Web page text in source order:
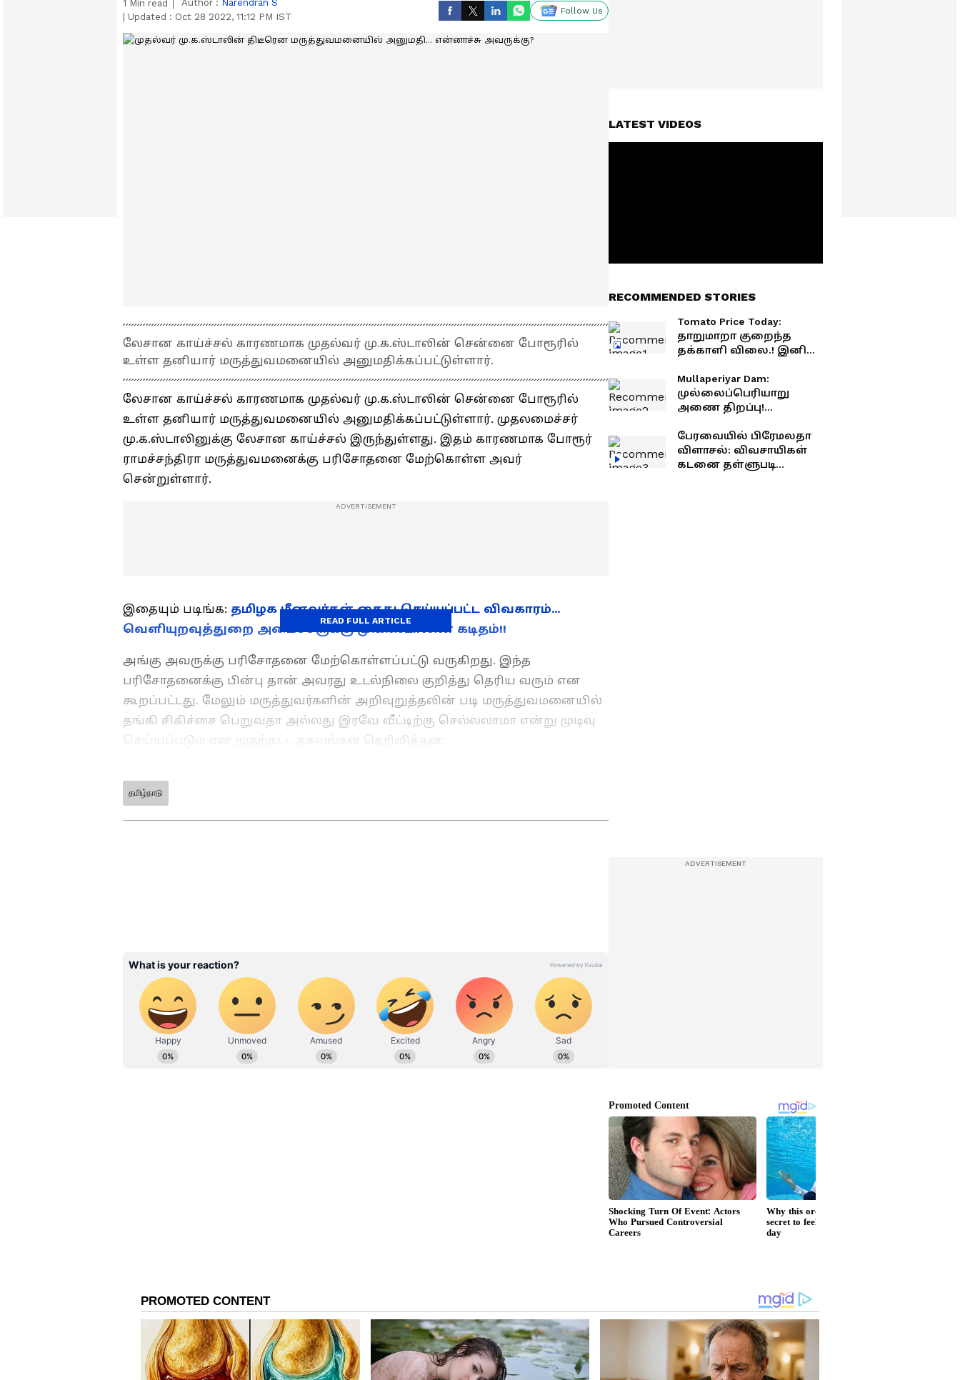
1 Min read Author : Narendran S
Updated : Oct 28 2022, 11:12 PM IST
Follow Us
லேசான காய்ச்சல் காரணமாக முதல்வர் மு.க.ஸ்டாலின் சென்னை போரூரில்
உள்ள தனியார் மருத்துவமனையில் அனுமதிக்கப்பட்டுள்ளார்.
லேசான காய்ச்சல் காரணமாக முதல்வர் மு.க.ஸ்டாலின் சென்னை போரூரில்
உள்ள தனியார் மருத்துவமனையில் அனுமதிக்கப்பட்டுள்ளார். முதலமைச்சர்
மு.க.ஸ்டாலினுக்கு லேசான காய்ச்சல் இருந்துள்ளது. இதம் காரணமாக போரூர்
ராமச்சந்திரா மருத்துவமனைக்கு பரிசோதனை மேற்கொள்ள அவர்
சென்றுள்ளார்.
இதையும் படிங்க: தமிழக மீனவர்கள் கைது செய்யப்பட்ட விவகாரம்...
வெளியுறவுத்துறை அமைச்சருக்கு மு.க.ஸ்டாலின் கடிதம்!!
அங்கு அவருக்கு பரிசோதனை மேற்கொள்ளப்பட்டு வருகிறது. இந்த
பரிசோதனைக்கு பின்பு தான் அவரது உடல்நிலை குறித்து தெரிய வரும் என
கூறப்பட்டது. மேலும் மருத்துவர்களின் அறிவுறுத்தலின் படி மருத்துவமனையில்
தங்கி சிகிச்சை பெறுவதா அல்லது இரவே வீட்டிற்கு செல்லலாமா என்று முடிவு
செய்யப்படும் என முதற்கட்ட தகவல்கள் தெரிவித்தன.
இதையும் படிங்க:
இந்தியாவில் எல்லா மாநிலங்களிலும் குற்றங்கள்
READ FULL ARTICLE
ABOUT THE AUTHOR
தமிழ்நாடு
LATEST VIDEOS
RECOMMENDED STORIES
Tomato Price Today:
தாறுமாறா குறைந்த
தக்காளி விலை.! இனி
தொக்குதான் வீட்டுல.!
Mullaperiyar Dam:
முல்லைப்பெரியாறு
அணை திறப்பு!
தண்ணீர்.!
பேரவையில் பிரேமலதா
விளாசல்: விவசாயிகள்
கடனை தள்ளுபடி